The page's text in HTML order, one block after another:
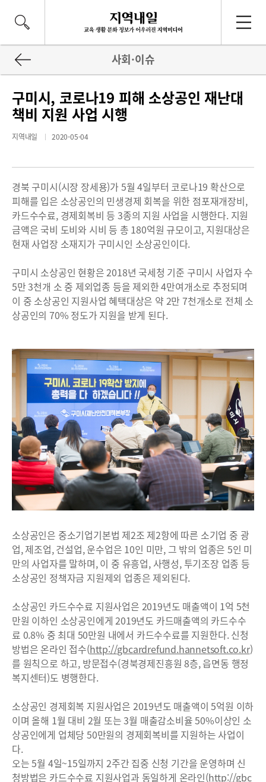
사회·이슈
구미시, 코로나19 피해 소상공인 재난대
책비 지원 사업 시행
지역내일 2020-05-04
경북 구미시(시장 장세용)가 5월 4일부터 코로나19 확산으로
피해를 입은 소상공인의 민생경제 회복을 위한 점포재개장비,
카드수수료, 경제회복비 등 3종의 지원 사업을 시행한다. 지원
금액은 국비 도비와 시비 등 총 180억원 규모이고, 지원대상은
현재 사업장 소재지가 구미시인 소상공인이다.
구미시 소상공인 현황은 2018년 국세청 기준 구미시 사업자 수
5만 3천개 소 중 제외업종 등을 제외한 4만여개소로 추정되며
이 중 소상공인 지원사업 혜택대상은 약 2만 7천개소로 전체 소
상공인의 70% 정도가 지원을 받게 된다.
소상공인은 중소기업기본법 제2조 제2항에 따른 소기업 중 광
업, 제조업, 건설업, 운수업은 10인 미만, 그 밖의 업종은 5인 미
만의 사업자를 말하며, 이 중 유흥업, 사행성, 투기조장 업종 등
소상공인 정책자금 지원제외 업종은 제외된다.
소상공인 카드수수료 지원사업은 2019년도 매출액이 1억 5천
만원 이하인 소상공인에게 2019년도 카드매출액의 카드수수
료 0.8% 중 최대 50만원 내에서 카드수수료를 지원한다. 신청
방법은 온라인 접수(http://gbcardrefund.hannetsoft.co.kr)
를 원칙으로 하고, 방문접수(경북경제진흥원 8층, 읍면동 행정
복지센터)도 병행한다.
소상공인 경제회복 지원사업은 2019년도 매출액이 5억원 이하
이며 올해 1월 대비 2월 또는 3월 매출감소비율 50%이상인 소
상공인에게 업체당 50만원의 경제회복비를 지원하는 사업이
다.
오는 5월 4일~15일까지 2주간 집중 신청 기간을 운영하며 신
청방법은 카드수수료 지원사업과 동일하게 온라인(http://gbc